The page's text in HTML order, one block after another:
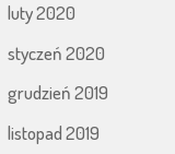
luty 2020
styczeń 2020
grudzień 2019
listopad 2019